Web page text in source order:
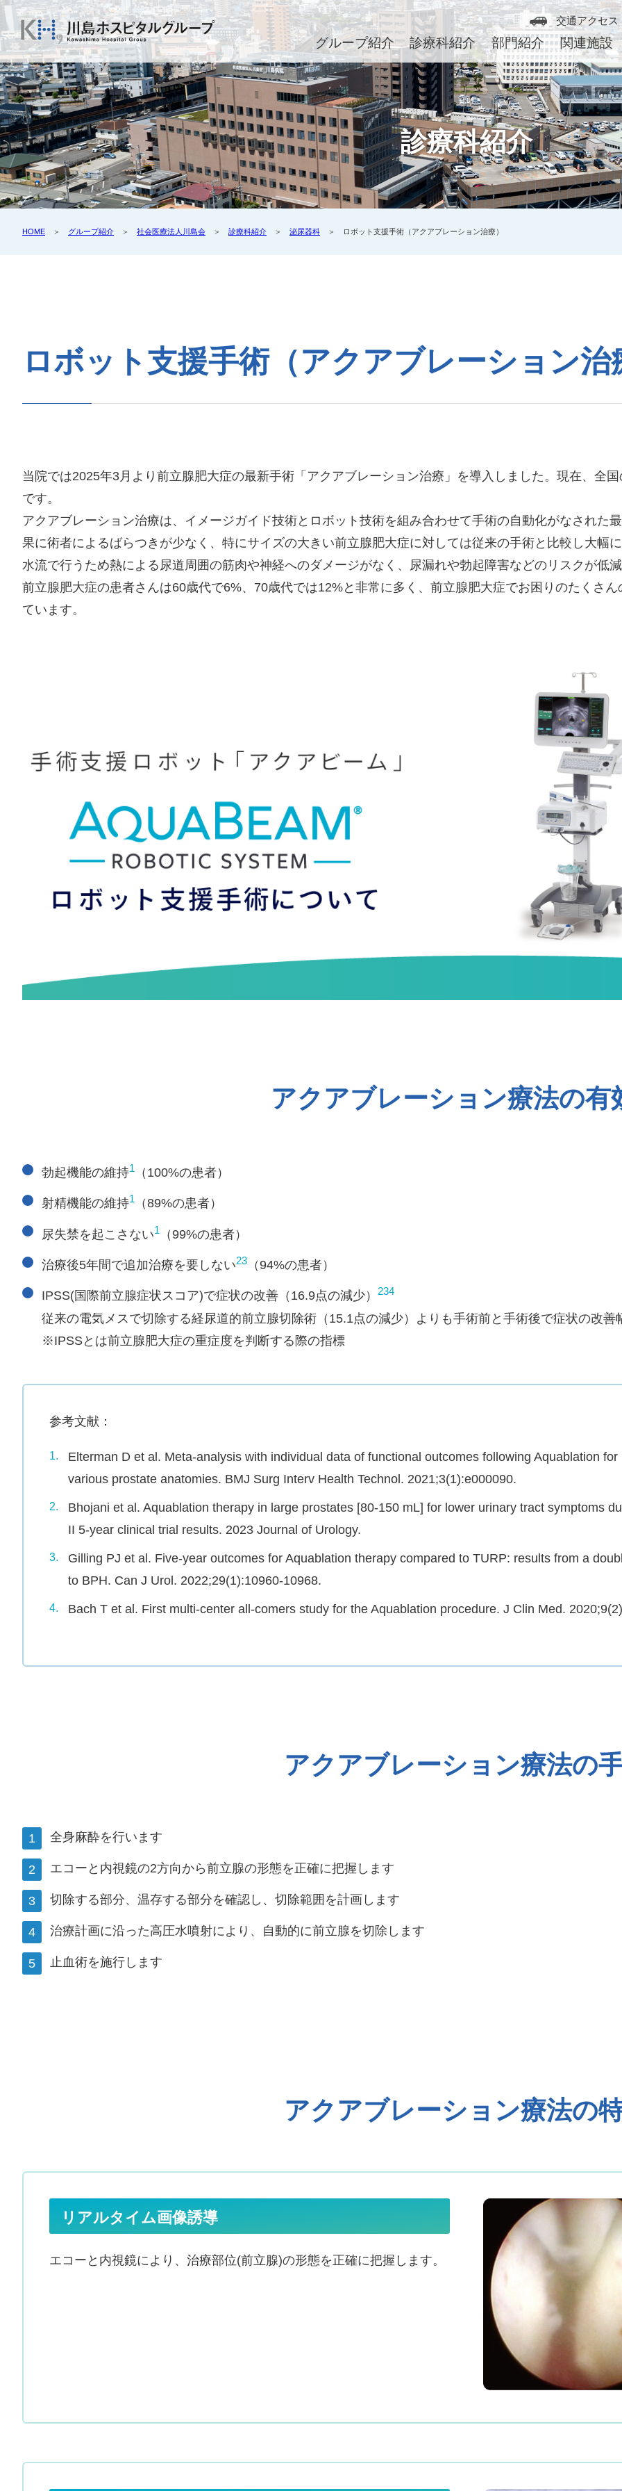
交通アクセス
グループ紹介 診療科紹介 部門紹介 関連施設
診療科紹介
HOME ＞ グループ紹介 ＞ 社会医療法人川島会 ＞ 診療科紹介 ＞ 泌尿器科 ＞ ロボット支援手術（アクアブレーション治療）
ロボット支援手術（アクアブレーション治
当院では2025年3月より前立腺肥大症の最新手術「アクアブレーション治療」を導入しました。現在、全
です。
アクアブレーション治療は、イメージガイド技術とロボット技術を組み合わせて手術の自動化がなされた
果に術者によるばらつきが少なく、特にサイズの大きい前立腺肥大症に対しては従来の手術と比較し大幅
水流で行うため熱による尿道周囲の筋肉や神経へのダメージがなく、尿漏れや勃起障害などのリスクが低
前立腺肥大症の患者さんは60歳代で6%、70歳代では12%と非常に多く、前立腺肥大症でお困りのたくさ
ています。
アクアブレーション療法の有
勃起機能の維持1（100%の患者）
射精機能の維持1（89%の患者）
尿失禁を起こさない1（99%の患者）
治療後5年間で追加治療を要しない23（94%の患者）
IPSS(国際前立腺症状スコア)で症状の改善（16.9点の減少） 234
従来の電気メスで切除する経尿道的前立腺切除術（15.1点の減少）よりも手術前と手術後で症状の改善
※IPSSとは前立腺肥大症の重症度を判断する際の指標
参考文献：
1.
Elterman D et al. Meta-analysis with individual data of functional outcomes following Aquablation
various prostate anatomies. BMJ Surg Interv Health Technol. 2021;3(1):e000090.
2.
Bhojani et al. Aquablation therapy in large prostates [80-150 mL] for lower urinary tract symptoms
II 5-year clinical trial results. 2023 Journal of Urology.
3.
Gilling PJ et al. Five-year outcomes for Aquablation therapy compared to TURP: results from a
to BPH. Can J Urol. 2022;29(1):10960-10968.
4. Bach T et al. First multi-center all-comers study for the Aquablation procedure. J Clin Med.
アクアブレーション療法の
全身麻酔を行います
エコーと内視鏡の2方向から前立腺の形態を正確に把握します
切除する部分、温存する部分を確認し、切除範囲を計画します
治療計画に沿った高圧水噴射により、自動的に前立腺を切除します
止血術を施行します
アクアブレーション療法の
リアルタイム画像誘導
エコーと内視鏡により、治療部位(前立腺)の形態を正確に把握します。